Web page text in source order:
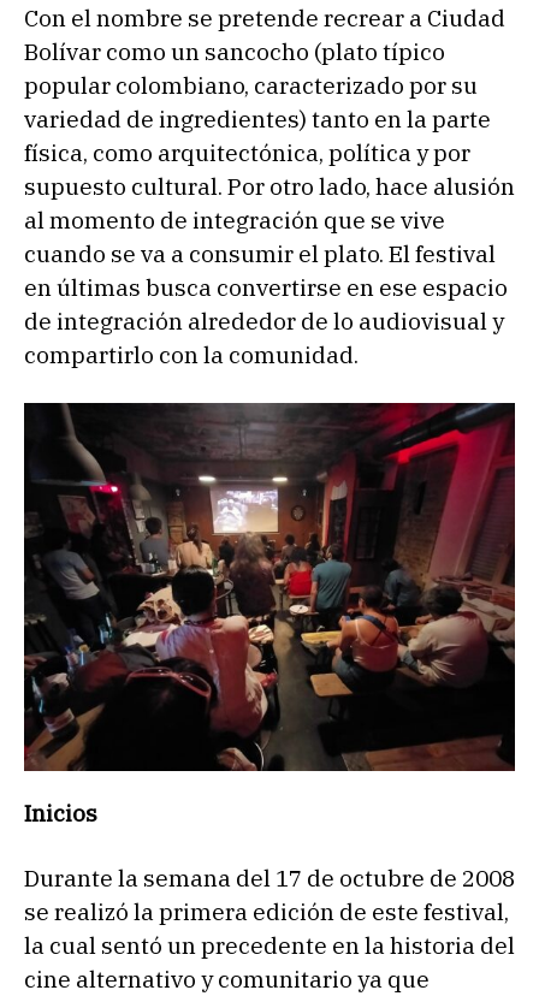
Con el nombre se pretende recrear a Ciudad
Bolívar como un sancocho (plato típico
popular colombiano, caracterizado por su
variedad de ingredientes) tanto en la parte
física, como arquitectónica, política y por
supuesto cultural. Por otro lado, hace alusión
al momento de integración que se vive
cuando se va a consumir el plato. El festival
en últimas busca convertirse en ese espacio
de integración alrededor de lo audiovisual y
compartirlo con la comunidad.
Inicios
Durante la semana del 17 de octubre de 2008
se realizó la primera edición de este festival,
la cual sentó un precedente en la historia del
cine alternativo y comunitario ya que